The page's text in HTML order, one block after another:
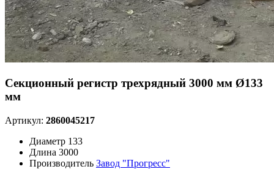
Секционный регистр трехрядный 3000 мм Ø133
мм
Артикул: 2860045217
Диаметр 133
Длина 3000
Производитель Завод "Прогресс"